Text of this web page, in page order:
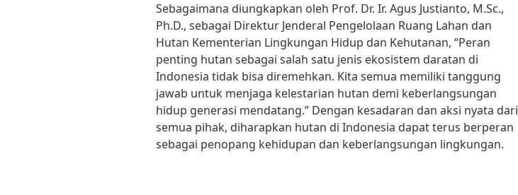
Sebagaimana diungkapkan oleh Prof. Dr. Ir. Agus Justianto, M.Sc.,
Ph.D., sebagai Direktur Jenderal Pengelolaan Ruang Lahan dan
Hutan Kementerian Lingkungan Hidup dan Kehutanan, “Peran
penting hutan sebagai salah satu jenis ekosistem daratan di
Indonesia tidak bisa diremehkan. Kita semua memiliki tanggung
jawab untuk menjaga kelestarian hutan demi keberlangsungan
hidup generasi mendatang.” Dengan kesadaran dan aksi nyata dari
semua pihak, diharapkan hutan di Indonesia dapat terus berperan
sebagai penopang kehidupan dan keberlangsungan lingkungan.